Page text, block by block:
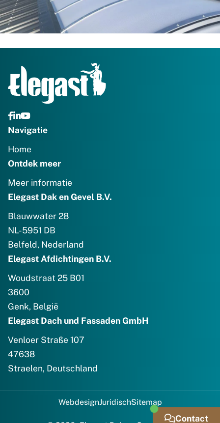
Navigatie
Home
Ontdek meer
Meer informatie
Elegast Dak en Gevel B.V.
Blauwwater 28
NL-5951 DB
Belfeld, Nederland
Elegast Afdichtingen B.V.
Woudstraat 25 B01
3600
Genk, België
Elegast Dach und Fassaden GmbH
Venloer Straße 107
47638
Straelen, Deutschland
WebdesignJuridischSitemap
Contact